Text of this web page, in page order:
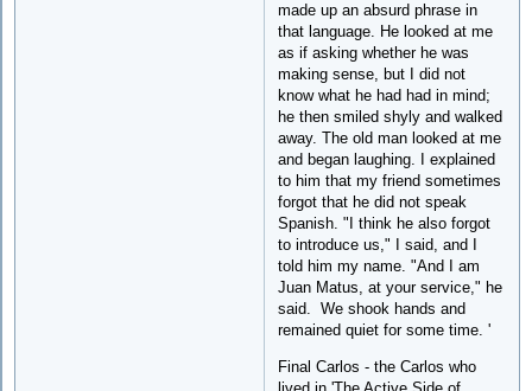
made up an absurd phrase in
that language. He looked at me
as if asking whether he was
making sense, but I did not
know what he had had in mind;
he then smiled shyly and walked
away. The old man looked at me
and began laughing. I explained
to him that my friend sometimes
forgot that he did not speak
Spanish. "I think he also forgot
to introduce us," I said, and I
told him my name. "And I am
Juan Matus, at your service," he
said. We shook hands and
remained quiet for some time. '
Final Carlos - the Carlos who